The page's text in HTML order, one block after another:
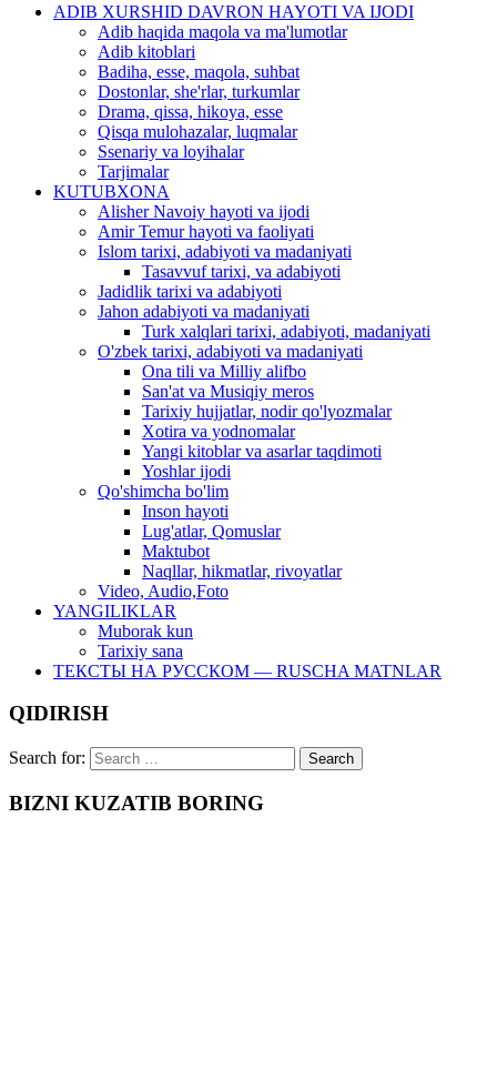
ADIB XURSHID DAVRON HAYOTI VA IJODI
Adib haqida maqola va ma'lumotlar
Adib kitoblari
Badiha, esse, maqola, suhbat
Dostonlar, she'rlar, turkumlar
Drama, qissa, hikoya, esse
Qisqa mulohazalar, luqmalar
Ssenariy va loyihalar
Tarjimalar
KUTUBXONA
Alisher Navoiy hayoti va ijodi
Amir Temur hayoti va faoliyati
Islom tarixi, adabiyoti va madaniyati
Tasavvuf tarixi, va adabiyoti
Jadidlik tarixi va adabiyoti
Jahon adabiyoti va madaniyati
Turk xalqlari tarixi, adabiyoti, madaniyati
O'zbek tarixi, adabiyoti va madaniyati
Ona tili va Milliy alifbo
San'at va Musiqiy meros
Tarixiy hujjatlar, nodir qo'lyozmalar
Xotira va yodnomalar
Yangi kitoblar va asarlar taqdimoti
Yoshlar ijodi
Qo'shimcha bo'lim
Inson hayoti
Lug'atlar, Qomuslar
Maktubot
Naqllar, hikmatlar, rivoyatlar
Video, Audio,Foto
YANGILIKLAR
Muborak kun
Tarixiy sana
ТЕКСТЫ НА РУССКОМ — RUSCHA MATNLAR
QIDIRISH
Search for:
BIZNI KUZATIB BORING